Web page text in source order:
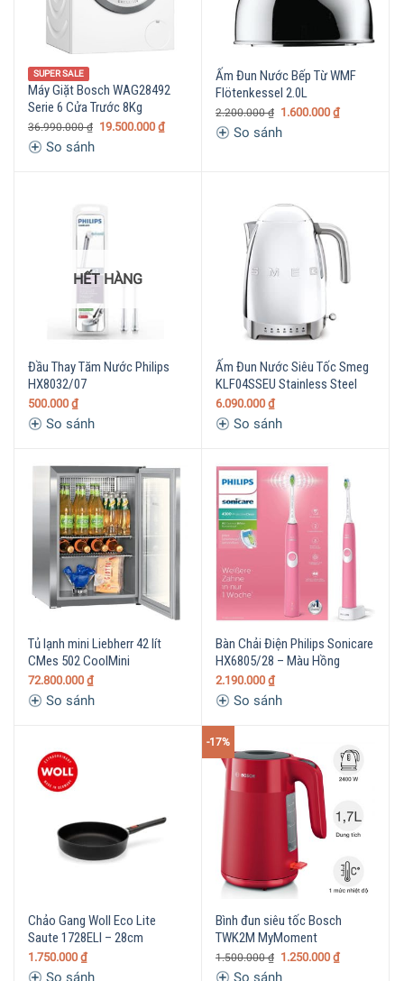
SUPER SALE
Máy Giặt Bosch WAG28492
Serie 6 Cửa Trước 8Kg
36.990.000₫ 19.500.000 ₫
So sánh
Ấm Đun Nước Bếp Từ WMF
Flötenkessel 2.0L
2.200.000₫ 1.600.000 ₫
So sánh
HẾT HÀNG
Đầu Thay Tăm Nước Philips
HX8032/07
500.000 ₫
So sánh
Ấm Đun Nước Siêu Tốc Smeg
KLF04SSEU Stainless Steel
6.090.000 ₫
So sánh
Tủ lạnh mini Liebherr 42 lít
CMes 502 CoolMini
72.800.000 ₫
So sánh
Bàn Chải Điện Philips Sonicare
HX6805/28 – Màu Hồng
2.190.000 ₫
So sánh
Chảo Gang Woll Eco Lite
Saute 1728ELI – 28cm
1.750.000 ₫
So sánh
-17%
Bình đun siêu tốc Bosch
TWK2M MyMoment
1.500.000₫ 1.250.000 ₫
So sánh